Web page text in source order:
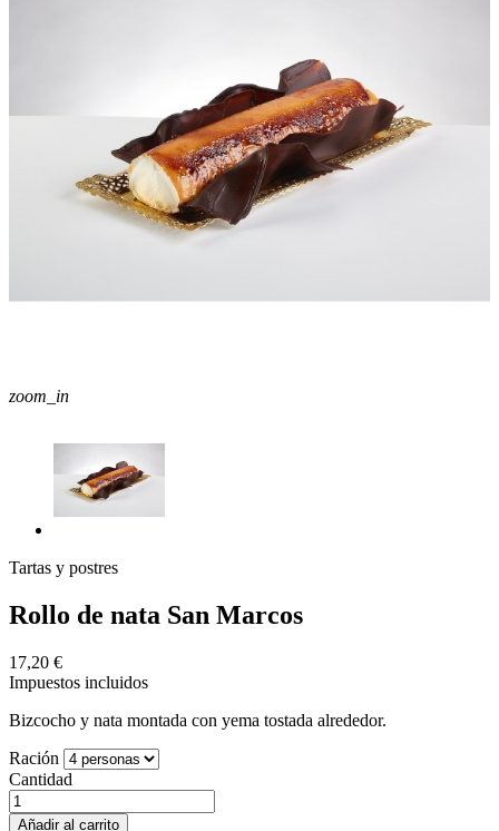
zoom_in
Tartas y postres
Rollo de nata San Marcos
17,20 €
Impuestos incluidos
Bizcocho y nata montada con yema tostada alrededor.
Ración
Cantidad
Añadir al carrito